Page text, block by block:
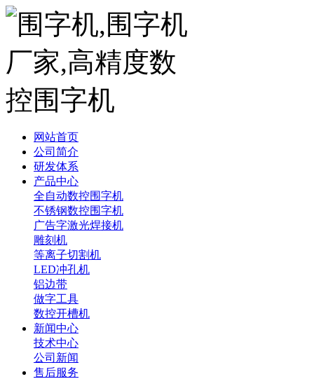
网站首页
公司简介
研发体系
产品中心
全自动数控围字机
不锈钢数控围字机
广告字激光焊接机
雕刻机
等离子切割机
LED冲孔机
铝边带
做字工具
数控开槽机
新闻中心
技术中心
公司新闻
售后服务